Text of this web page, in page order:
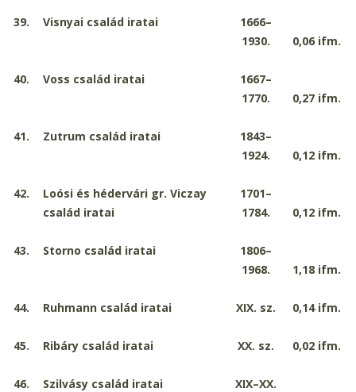
39. Visnyai család iratai
1666–
1930.
0,06 ifm.
40. Voss család iratai
1667–
1770.
0,27 ifm.
41. Zutrum család iratai
1843–
1924.
0,12 ifm.
42.
Loósi és hédervári gr. Viczay
család iratai
1701–
1784.
0,12 ifm.
43. Storno család iratai
1806–
1968.
1,18 ifm.
44. Ruhmann család iratai XIX. sz. 0,14 ifm.
45. Ribáry család iratai XX. sz. 0,02 ifm.
46. Szilvásy család iratai
XIX–XX.